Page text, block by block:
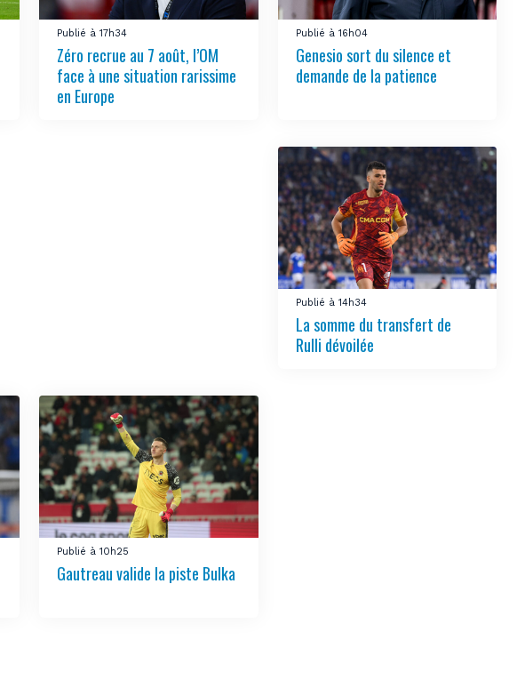
Publié à 17h34
Zéro recrue au 7 août, l’OM
face à une situation rarissime
en Europe
Publié à 16h04
Genesio sort du silence et
demande de la patience
Publié à 14h34
La somme du transfert de
Rulli dévoilée
Publié à 10h25
Gautreau valide la piste Bulka